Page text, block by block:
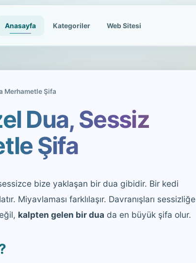
Anasayfa Kategoriler Web Sitesi
Merhametle Şifa
Dua, Sessiz
Şifa
bize yaklaşan bir dua gibidir. Bir kedi
Miyavlaması farklılaşır. Davranışları sessizliğe
kalpten gelen bir dua da en büyük şifa olur.